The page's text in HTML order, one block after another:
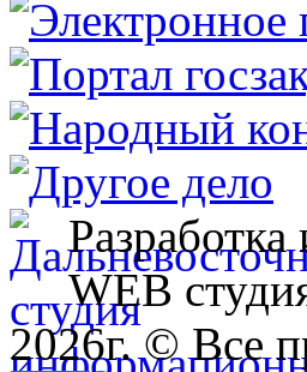
WEB
2026г. © Все